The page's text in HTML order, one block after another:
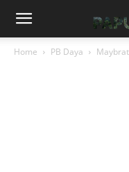
Home PB Daya Maybrat